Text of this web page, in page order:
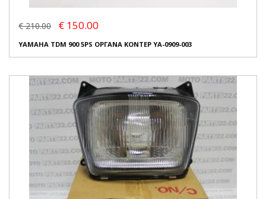
€ 210.00 € 150.00
YAMAHA TDM 900 5PS ΟΡΓΑΝΑ ΚΟΝΤΕΡ YA-0909-003